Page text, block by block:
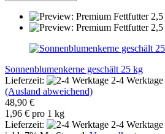
Sonnenblumenkerne geschält 25 kg
Lieferzeit:
2-4 Werktage
(Ausland abweichend)
48,90 €
1,96 € pro 1 kg
Lieferzeit:
2-4 Werktage